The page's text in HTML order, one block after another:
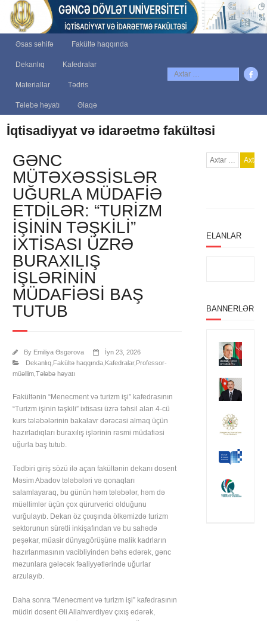
Əsas səhifə Fakültə haqqında
Dekanlıq Kafedralar
Materiallar Tədris
Tələbə həyatı Əlaqə
İqtisadiyyat və idarəetmə fakültəsi
GƏNC
MÜTƏXƏSSISLƏR
UĞURLA MÜDAFIƏ
ETDILƏR: “TURIZM
IŞININ TƏŞKILI”
IXTISASI ÜZRƏ
BURAXILIŞ
IŞLƏRININ
MÜDAFIƏSI BAŞ
TUTUB
By Emiliya Əsgərova
İyn 23, 2026
Dekanlıq, Fakültə haqqında, Kafedralar, Professor-
müəllim, Tələbə həyatı
Fakültənin “Menecment və turizm işi” kafedrasının
“Turizm işinin təşkili” ixtisası üzrə təhsil alan 4-cü
kurs tələbələrinin bakalavr dərəcəsi almaq üçün
hazırladıqları buraxılış işlərinin rəsmi müdafiəsi
uğurla baş tutub.
Tədbiri giriş sözü ilə açan fakültənin dekanı dosent
Məsim Abadov tələbələri və qonaqları
salamlayaraq, bu günün həm tələbələr, həm də
müəllimlər üçün çox qürurverici olduğunu
vurğulayıb. Dekan öz çıxışında ölkəmizdə turizm
sektorunun sürətli inkişafından və bu sahədə
peşəkar, müasir dünyagörüşünə malik kadrların
hazırlanmasının vacibliyindən bəhs edərək, gənc
məzunlara gələcək fəaliyyətlərində uğurlar
arzulayıb.
Daha sonra “Menecment və turizm işi” kafedrasının
müdiri dosent Əli Allahverdiyev çıxış edərək,
ELANLAR
BANNERLƏR